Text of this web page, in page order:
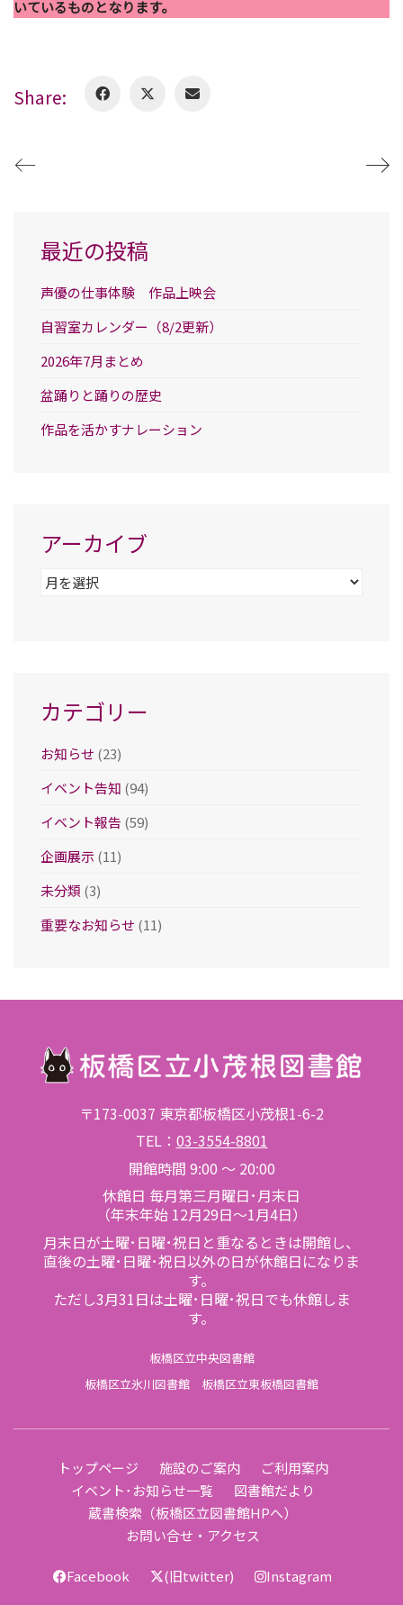
いているものとなります。
Share:
最近の投稿
声優の仕事体験 作品上映会
自習室カレンダー（8/2更新）
2026年7月まとめ
盆踊りと踊りの歴史
作品を活かすナレーション
アーカイブ
ア
カテゴリー
お知らせ (23)
イベント告知 (94)
イベント報告 (59)
企画展示(11)
未分類 (3)
重要なお知らせ (11)
〒173-0037 東京都板橋区小茂根1-6-2
TEL： 03-3554-8801
開館時間 9:00 ～ 20:00
休館日 毎月第三月曜日･月末日
（年末年始 12月29日～1月4日）
月末日が土曜･日曜･祝日と重なるときは開館し、
直後の土曜･日曜･祝日以外の日が休館日になりま
す。
ただし3月31日は土曜･日曜･祝日でも休館しま
す。
板橋区立中央図書館
板橋区立氷川図書館
板橋区立東板橋図書館
トップページ 施設のご案内
ご利用案内
イベント･お知らせ一覧
図書館だより
蔵書検索（板橋区立図書館HPへ）
お問い合せ・アクセス
Facebook (旧twitter) Instagram